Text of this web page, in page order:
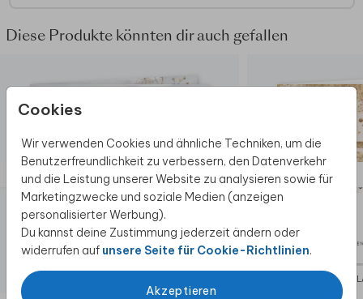
Cookies
Wir verwenden Cookies und ähnliche Techniken, um die
Benutzerfreundlichkeit zu verbessern, den Datenverkehr
und die Leistung unserer Website zu analysieren sowie für
Marketingzwecke und soziale Medien (anzeigen
personalisierter Werbung).
Du kannst deine Zustimmung jederzeit ändern oder
widerrufen auf unsere Seite für Cookie-Richtlinien.
Akzeptieren
Diese Produkte könnten dir auch gefallen